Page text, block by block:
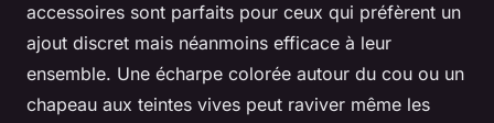
accessoires sont parfaits pour ceux qui préfèrent un
ajout discret mais néanmoins efficace à leur
ensemble. Une écharpe colorée autour du cou ou un
chapeau aux teintes vives peut raviver même les